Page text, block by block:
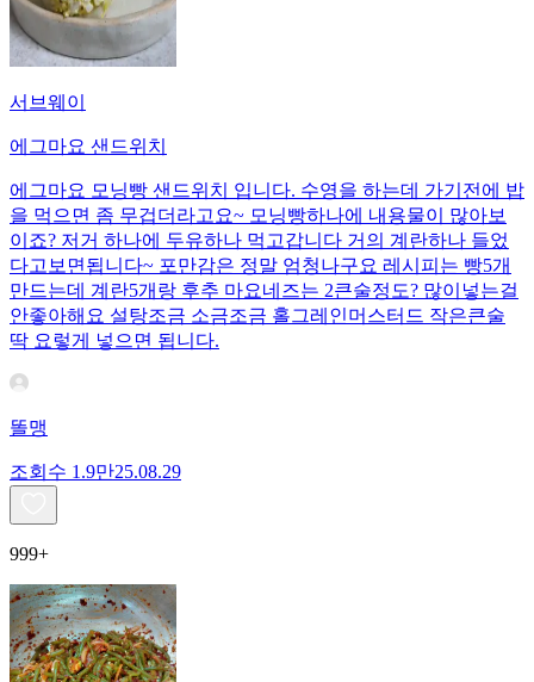
서브웨이
에그마요 샌드위치
에그마요 모닝빵 샌드위치 입니다. 수영을 하는데 가기전에 밥
을 먹으면 좀 무겁더라고요~ 모닝빵하나에 내용물이 많아보
이죠? 저거 하나에 두유하나 먹고갑니다 거의 계란하나 들었
다고보면됩니다~ 포만감은 정말 엄청나구요 레시피는 빵5개
만드는데 계란5개랑 후추 마요네즈는 2큰술정도? 많이넣는걸
안좋아해요 설탕조금 소금조금 홀그레인머스터드 작은큰술
딱 요렇게 넣으면 됩니다.
똘맹
조회수 1.9만25.08.29
999+